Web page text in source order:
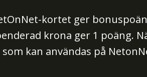
kortet ger
krona ger 1 poäng.
som kan användas på